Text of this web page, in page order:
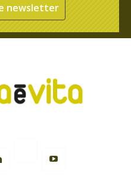
newsletter